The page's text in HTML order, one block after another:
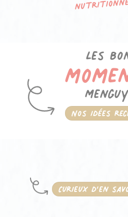
Les
Nos idées
Curieux d’en